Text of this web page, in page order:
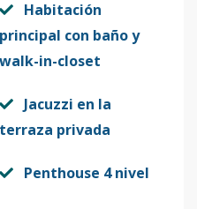
Habitación
principal con baño y
walk-in-closet
Jacuzzi en la
terraza privada
Penthouse 4 nivel